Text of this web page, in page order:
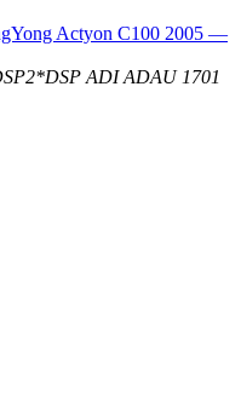
Actyon C100 2005 —
2*DSP ADI ADAU 1701